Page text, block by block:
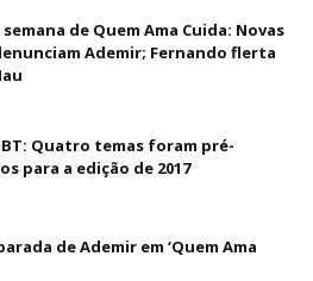
de Quem Ama Cuida: Novas
Ademir; Fernando flerta
Quatro temas foram pré-
para a edição de 2017
de Ademir em ‘Quem Ama